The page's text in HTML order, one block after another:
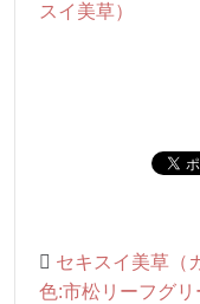
スイ美草）
セキスイ美草（
色:市松リーフグリ